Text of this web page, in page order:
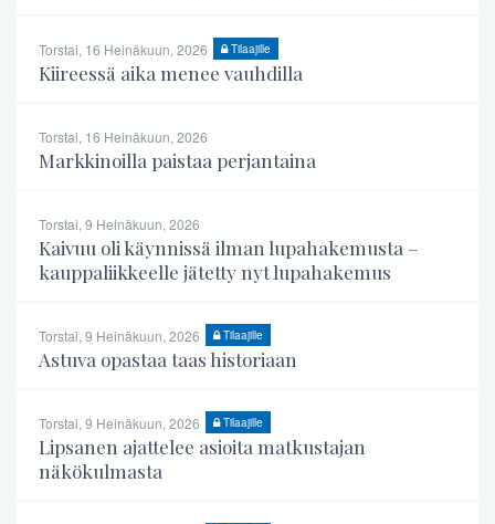
Torstai, 16 Heinäkuun, 2026 Tilaajille
Kiireessä aika menee vauhdilla
Torstai, 16 Heinäkuun, 2026
Markkinoilla paistaa perjantaina
Torstai, 9 Heinäkuun, 2026
Kaivuu oli käynnissä ilman lupahakemusta –
kauppaliikkeelle jätetty nyt lupahakemus
Torstai, 9 Heinäkuun, 2026 Tilaajille
Astuva opastaa taas historiaan
Torstai, 9 Heinäkuun, 2026 Tilaajille
Lipsanen ajattelee asioita matkustajan
näkökulmasta